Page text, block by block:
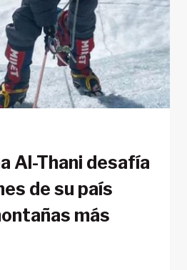
Al-Thani desafía
de su país
más